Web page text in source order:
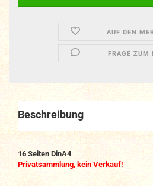
AUF DEN
FRAGE ZUM
Beschreibung
16 Seiten DinA4
Privatsammlung, kein Verkauf!